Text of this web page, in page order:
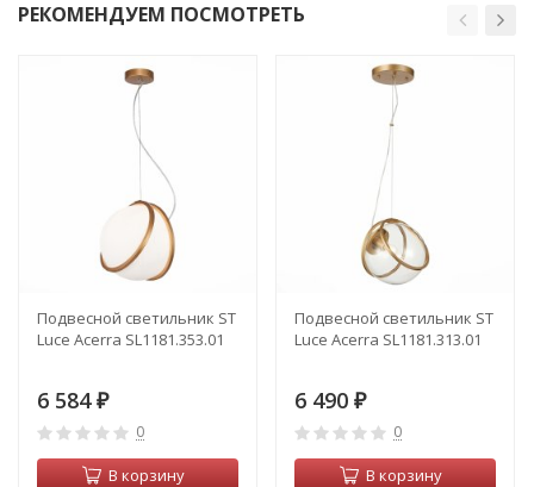
РЕКОМЕНДУЕМ ПОСМОТРЕТЬ
Подвесной светильник ST
Luce Acerra SL1181.353.01
6 584 ₽
0
В корзину
Подвесной светильник ST
Luce Acerra SL1181.313.01
6 490 ₽
0
В корзину